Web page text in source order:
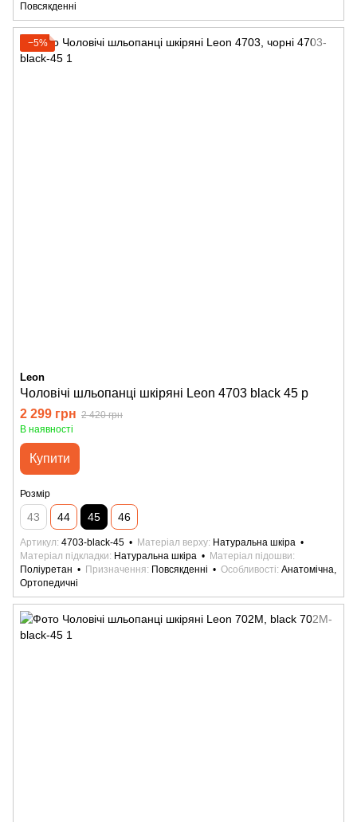
Повсякденні
−5%
Leon
Чоловічі шльопанці шкіряні Leon 4703 black 45 р
2 299 грн 2 420 грн
В наявності
Купити
Розмір
43 44 45 46
Артикул 4703-black-45 Матеріал верху Натуральна шкіра
Матеріал підкладки
Натуральна шкіра
Матеріал підошви
Поліуретан
Призначення Повсякденні Особливості Анатомічна,
Ортопедичні